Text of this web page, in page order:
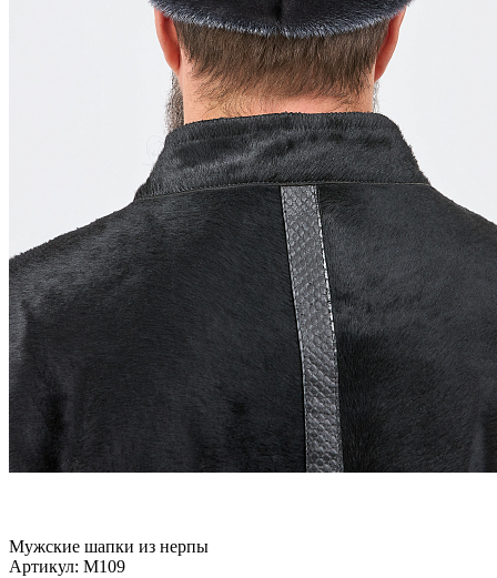
Мужские шапки из нерпы
Артикул: M109